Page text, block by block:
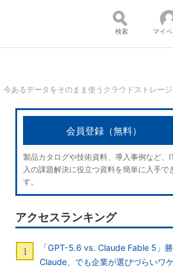
コンテンツ：
検索 マイ
会員登録（無料）
製品カタログや技術資料、導入事例など、
入の課題解決に役立つ資料を簡単に入手で
す。
アクセスランキング
「GPT-5.6 vs. Claude Fable 5」
Claude、でも企業が選びづらいワケ